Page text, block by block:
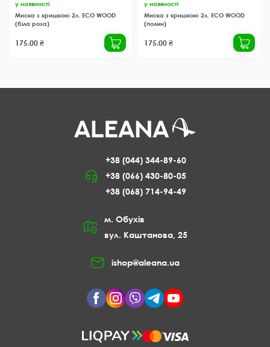
у наявності
Миска з кришкою 2л. ECO WOOD
(біла роза)
175.00 ₴
у наявності
Миска з кришкою 2л. ECO WOOD
(полин)
175.00 ₴
+38 (044) 344-89-60
+38 (066) 430-80-05
+38 (068) 714-94-49
м. Обухів
вул. Каштанова, 25
ishop@aleana.ua